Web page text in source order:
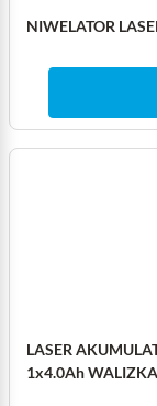
NIWELATOR
LASER
1x4.0Ah